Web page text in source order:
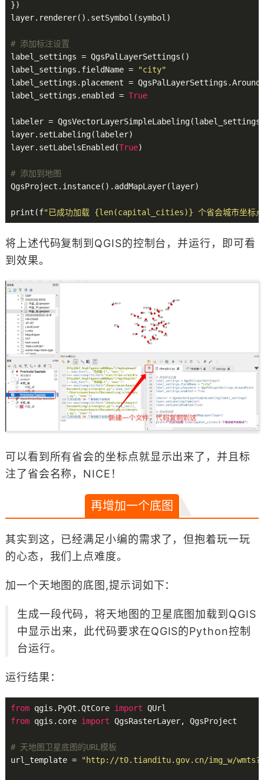
})
layer.renderer().setSymbol(symbol)
# 添加标注设置
label_settings = QgsPalLayerSettings()
label_settings.fieldName =
"city"
label_settings.placement =
label_settings.enabled = True
labeler =
layer.setLabeling(labeler)
layer.setLabelsEnabled(True)
# 添加到地图
QgsProject.instance().addMapLayer(layer)
print(f"已成功加载 {len(capital_cities)} 个省会城市坐标
将上述代码复制到QGIS的控制台，并运行，即可看
到效果。
可以看到所有省会的坐标点就显示出来了，并且标
注了省会名称，NICE！
再增加一个底图
其实到这，已经满足小编的需求了，但抱着玩一玩
的心态，我们上点难度。
加一个天地图的底图,提示词如下：
生成一段代码，将天地图的卫星底图加载到QGIS
中显示出来，此代码要求在QGIS的Python控制
台运行。
运行结果：
from qgis.PyQt.QtCore import
from qgis.core import QgsRasterLayer, QgsProject
# 天地图卫星底图的URL模板
url_template =
"http://t0.tianditu.gov.cn/img_w/